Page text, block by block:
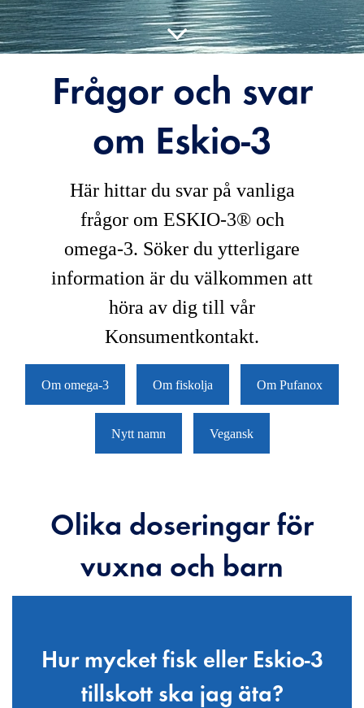
Frågor och svar
om Eskio-3
Här hittar du svar på vanliga
frågor om ESKIO-3® och
omega-3. Söker du ytterligare
information är du välkommen att
höra av dig till vår
Konsumentkontakt.
Om omega-3 Om fiskolja Om Pufanox
Nytt namn Vegansk
Olika doseringar för
vuxna och barn
Hur mycket fisk eller Eskio-3
tillskott ska jag äta?